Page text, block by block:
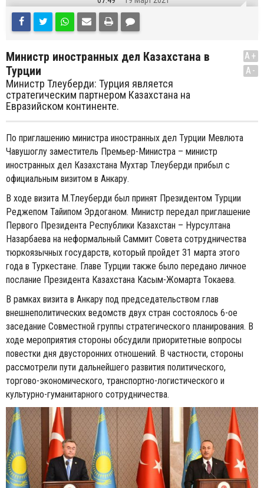
Министр иностранных дел Казахстана в
Турции
Министр Тлеуберди: Турция является
стратегическим партнером Казахстана на
Евразийском континенте.
A+
A-
По приглашению министра иностранных дел Турции Мевлюта
Чавушоглу заместитель Премьер-Министра – министр
иностранных дел Казахстана Мухтар Тлеуберди прибыл с
официальным визитом в Анкару.
В ходе визита М.Тлеуберди был принят Президентом Турции
Реджепом Тайипом Эрдоганом. Министр передал приглашение
Первого Президента Республики Казахстан – Нурсултана
Назарбаева на неформальный Саммит Совета сотрудничества
тюркоязычных государств, который пройдет 31 марта этого
года в Туркестане. Главе Турции также было передано личное
послание Президента Казахстана Касым-Жомарта Токаева.
В рамках визита в Анкару под председательством глав
внешнеполитических ведомств двух стран состоялось 6-ое
заседание Совместной группы стратегического планирования. В
ходе мероприятия стороны обсудили приоритетные вопросы
повестки дня двусторонних отношений. В частности, стороны
рассмотрели пути дальнейшего развития политического,
торгово-экономического, транспортно-логистического и
культурно-гуманитарного сотрудничества.